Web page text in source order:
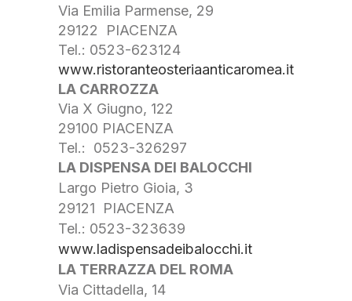
Via Emilia Parmense, 29
29122 PIACENZA
Tel.: 0523-623124
www.ristoranteosteriaanticaromea.it
LA CARROZZA
Via X Giugno, 122
29100 PIACENZA
Tel.: 0523-326297
LA DISPENSA DEI BALOCCHI
Largo Pietro Gioia, 3
29121 PIACENZA
Tel.: 0523-323639
www.ladispensadeibalocchi.it
LA TERRAZZA DEL ROMA
Via Cittadella, 14